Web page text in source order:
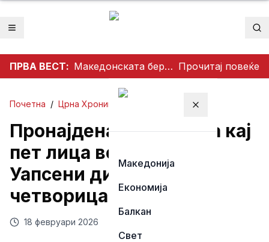
Отвори мени
ПРВА ВЕСТ: Македонската берза во благ пораст: МБИ10 порасна за 0,08 отсто, најтргувани акциите на Комерцијална банка Прочитај повеќе
Затвори мени
Македонија
Економија
Балкан
Свет
Почетна / Црна Хроника
Пронајдена марихуана кај
пет лица во Радовиш:
Уапсени дилер и
четворица купувачи
18 февруари 2026